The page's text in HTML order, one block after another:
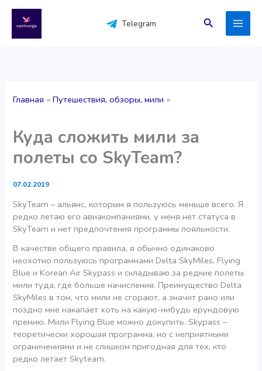
содержимому
Telegram Поиск
Главная Путешествия, обзоры, мили
Куда сложить мили за
полеты со SkyTeam?
07.02.2019
SkyTeam – альянс, которым я пользуюсь меньше всего. Я
редко летаю его авиакомпаниями, у меня нет статуса в
SkyTeam и нет предпочтения программы лояльности.
В качестве общего правила, я обычно одинаково
неохотно пользуюсь программами Delta SkyMiles, Flying
Blue и Korean Air Skypass и складываю за редкие полеты
мили туда, где больше начисления. Преимущество Delta
SkyMiles в том, что мили не сгорают, а значит рано или
поздно мне накапает хоть на какую-нибудь ерундовую
премию. Мили Flying Blue можно докупить. Skypass –
теоретически хорошая программа, но с неприятными
ограничениями и не слишком пригодная для тех, кто
редко летает Skyteam.